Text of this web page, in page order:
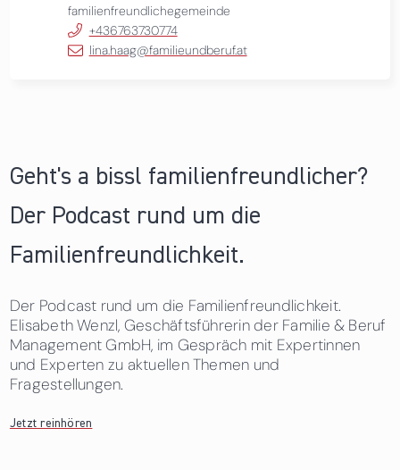
familienfreundlichegemeinde
+436763730774
lina.haag@familieundberuf.at
Geht's a bissl familienfreundlicher?
Der Podcast rund um die
Familienfreundlichkeit.
Der Podcast rund um die Familienfreundlichkeit.
Elisabeth Wenzl, Geschäftsführerin der Familie & Beruf
Management GmbH, im Gespräch mit Expertinnen
und Experten zu aktuellen Themen und
Fragestellungen.
Jetzt reinhören